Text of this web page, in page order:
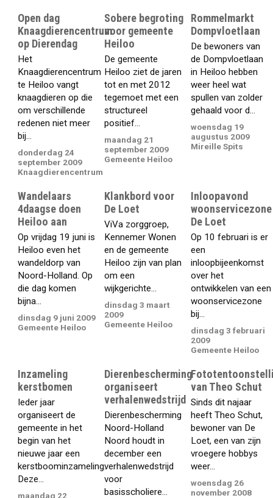
Open dag
Knaagdierencentrum
op Dierendag
Het
Knaagdierencentrum
te Heiloo vangt
knaagdieren op die
om verschillende
redenen niet meer
bij...
donderdag 24
september 2009
Knaagdierencentrum
Sobere begroting
voor gemeente
Heiloo
De gemeente
Heiloo ziet de jaren
tot en met 2012
tegemoet met een
structureel
positief...
maandag 21
september 2009
Gemeente Heiloo
Rommelmarkt
Dompvloetlaan
De bewoners van
de Dompvloetlaan
in Heiloo hebben
weer heel wat
spullen van zolder
gehaald voor d...
woensdag 19
augustus 2009
Mireille Spits
Wandelaars
4daagse doen
Heiloo aan
Op vrijdag 19 juni is
Heiloo even het
wandeldorp van
Noord-Holland. Op
die dag komen
bijna...
dinsdag 9 juni 2009
Gemeente Heiloo
Klankbord voor
De Loet
ViVa zorggroep,
Kennemer Wonen
en de gemeente
Heiloo zijn van plan
om een
wijkgerichte...
dinsdag 3 maart
2009
Gemeente Heiloo
Inloopavond
woonservicezone
De Loet
Op 10 februari is er
een
inloopbijeenkomst
over het
ontwikkelen van een
woonservicezone
bij...
dinsdag 3 februari
2009
Gemeente Heiloo
Inzameling
kerstbomen
Ieder jaar
organiseert de
gemeente in het
begin van het
nieuwe jaar een
kerstboominzameling.
Deze...
maandag 22
Dierenbescherming
organiseert
verhalenwedstrijd
Dierenbescherming
Noord-Holland
Noord houdt in
december een
verhalenwedstrijd
voor
basisscholiere...
van Theo Schut
Sinds dit najaar
heeft Theo Schut,
bewoner van De
Loet, een van zijn
vroegere hobbys
weer...
woensdag 26
november 2008